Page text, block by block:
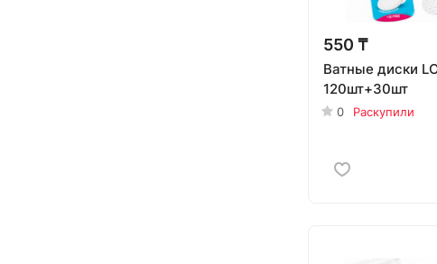
550 ₸
Ватные диски
120шт+30шт
0 Раскупили